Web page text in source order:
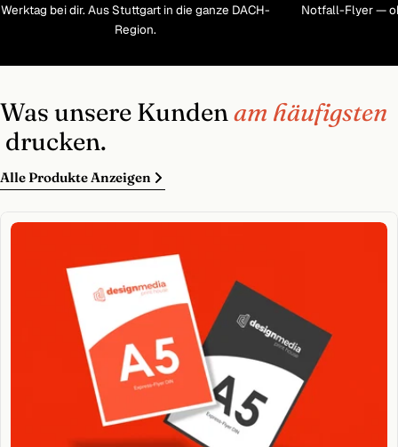
Werktag bei dir. Aus Stuttgart in die ganze DACH-
Region.
Notfall-Flyer —
Was unsere Kundenam häufigsten
drucken.
Alle Produkte Anzeigen